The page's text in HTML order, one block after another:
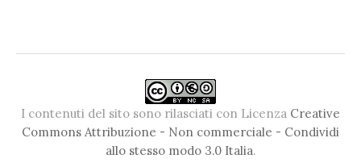
I contenuti del sito sono rilasciati con Licenza Creative
Commons Attribuzione - Non commerciale - Condividi
allo stesso modo 3.0 Italia.